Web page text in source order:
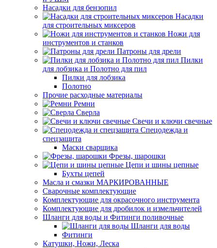
Насадки для бензопил
Насадки
для строительных миксеров
Ножи для
инструментов и станков
Патроны для дрели
Пилки
для лобзика и Полотно для пил
Пилки для лобзика
Полотно
Прочие расходные материалы
Ремни
Сверла
Свечи и ключи свечные
Спецодежда и
спецзащита
Маски сварщика
Фрезы, шарошки
Цепи и шины цепные
Бухты цепей
Масла и смазки МАРКИРОВАННЫЕ
Сварочные комплектующие
Комплектующие для окрасочного инструмента
Комплектующие для дробилок и измельчителей
Шланги для воды и Фитинги поливочные
Шланги для воды
Фитинги
Катушки, Ножи, Леска